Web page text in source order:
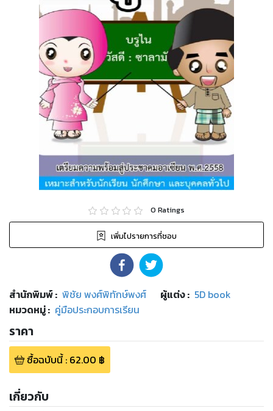
0 Ratings
เพิ่มไปรายการที่ชอบ
สำนักพิมพ์: พิชัย พงศ์พิทักษ์พงศ์ ผู้แต่ง : 5D book
หมวดหมู่: คู่มือประกอบการเรียน
ราคา
ซื้อฉบับนี้: 62.00 ฿
เกี่ยวกับ